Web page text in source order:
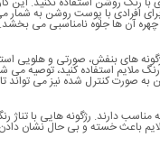
افرادی با پوست روشن به شمار
چهره آن ها جلوه نامناسبی می بخشد.
های بنفش، صورتی و هلویی
ملایم استفاده کنید، توصیه می
به صورت کنترل شده نیز می
دارند. رژگونه هایی با تناژ
باعث خسته و بی حال نشان